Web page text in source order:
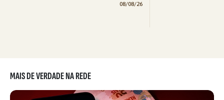
08/08/26
MAIS DE VERDADE NA REDE